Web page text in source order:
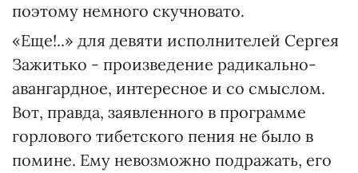
поэтому немного скучновато.
«Еще!..» для девяти исполнителей Сергея
Зажитько - произведение радикально-
авангардное, интересное и со смыслом.
Вот, правда, заявленного в программе
горлового тибетского пения не было в
помине. Ему невозможно подражать, его